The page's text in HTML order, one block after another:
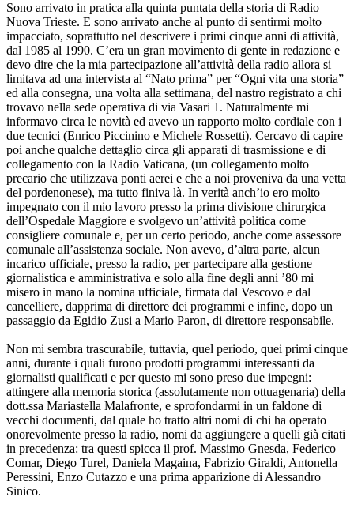
Sono arrivato in pratica alla quinta puntata della storia di Radio
Nuova Trieste. E sono arrivato anche al punto di sentirmi molto
impacciato, soprattutto nel descrivere i primi cinque anni di attività,
dal 1985 al 1990. C’era un gran movimento di gente in redazione e
devo dire che la mia partecipazione all’attività della radio allora si
limitava ad una intervista al “Nato prima” per “Ogni vita una storia”
ed alla consegna, una volta alla settimana, del nastro registrato a chi
trovavo nella sede operativa di via Vasari 1. Naturalmente mi
informavo circa le novità ed avevo un rapporto molto cordiale con i
due tecnici (Enrico Piccinino e Michele Rossetti). Cercavo di capire
poi anche qualche dettaglio circa gli apparati di trasmissione e di
collegamento con la Radio Vaticana, (un collegamento molto
precario che utilizzava ponti aerei e che a noi proveniva da una vetta
del pordenonese), ma tutto finiva là. In verità anch’io ero molto
impegnato con il mio lavoro presso la prima divisione chirurgica
dell’Ospedale Maggiore e svolgevo un’attività politica come
consigliere comunale e, per un certo periodo, anche come assessore
comunale all’assistenza sociale. Non avevo, d’altra parte, alcun
incarico ufficiale, presso la radio, per partecipare alla gestione
giornalistica e amministrativa e solo alla fine degli anni ’80 mi
misero in mano la nomina ufficiale, firmata dal Vescovo e dal
cancelliere, dapprima di direttore dei programmi e infine, dopo un
passaggio da Egidio Zusi a Mario Paron, di direttore responsabile.
Non mi sembra trascurabile, tuttavia, quel periodo, quei primi cinque
anni, durante i quali furono prodotti programmi interessanti da
giornalisti qualificati e per questo mi sono preso due impegni:
attingere alla memoria storica (assolutamente non ottuagenaria) della
dott.ssa Mariastella Malafronte, e sprofondarmi in un faldone di
vecchi documenti, dal quale ho tratto altri nomi di chi ha operato
onorevolmente presso la radio, nomi da aggiungere a quelli già citati
in precedenza: tra questi spicca il prof. Massimo Gnesda, Federico
Comar, Diego Turel, Daniela Magaina, Fabrizio Giraldi, Antonella
Peressini, Enzo Cutazzo e una prima apparizione di Alessandro
Sinico.